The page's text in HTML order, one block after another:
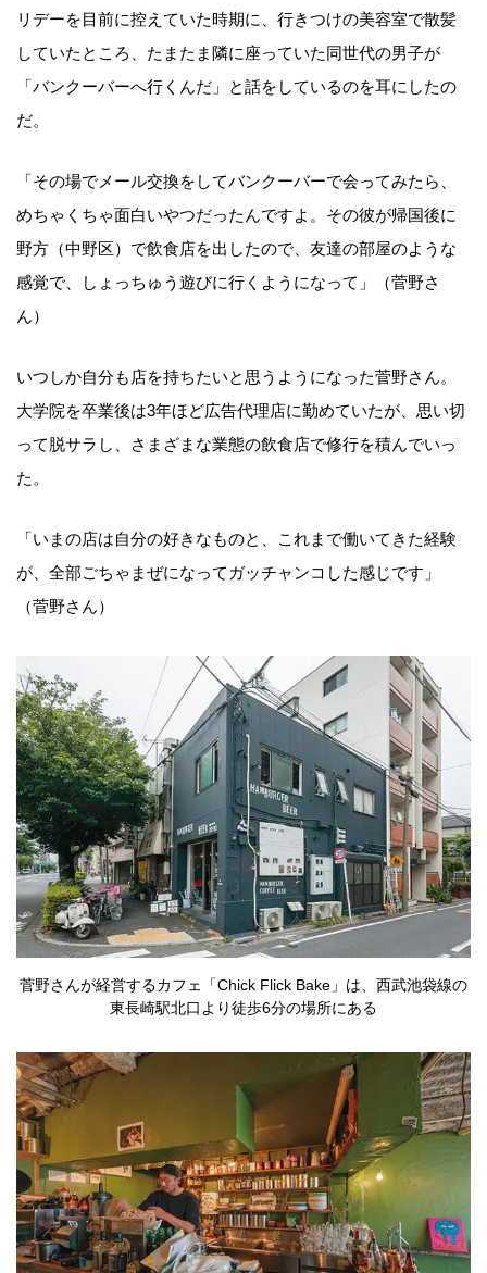
リデーを目前に控えていた時期に、行きつけの美容室で散髪
していたところ、たまたま隣に座っていた同世代の男子が
「バンクーバーへ行くんだ」と話をしているのを耳にしたの
だ。
「その場でメール交換をしてバンクーバーで会ってみたら、
めちゃくちゃ面白いやつだったんですよ。その彼が帰国後に
野方（中野区）で飲食店を出したので、友達の部屋のような
感覚で、しょっちゅう遊びに行くようになって」（菅野さ
ん）
いつしか自分も店を持ちたいと思うようになった菅野さん。
大学院を卒業後は3年ほど広告代理店に勤めていたが、思い切
って脱サラし、さまざまな業態の飲食店で修行を積んでいっ
た。
「いまの店は自分の好きなものと、これまで働いてきた経験
が、全部ごちゃまぜになってガッチャンコした感じです」
（菅野さん）
菅野さんが経営するカフェ「Chick Flick Bake」は、西武池袋線の
東長崎駅北口より徒歩6分の場所にある